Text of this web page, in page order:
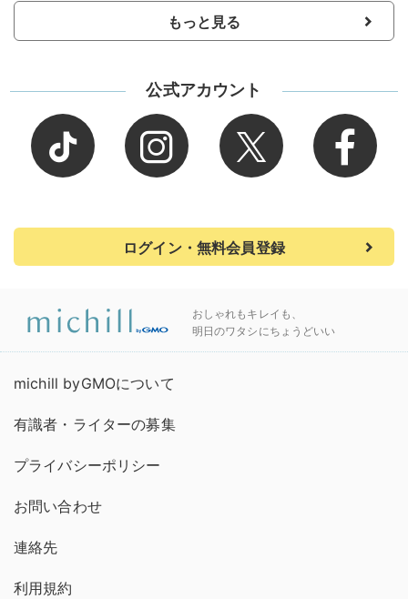
もっと見る
公式アカウント
ログイン・無料会員登録
おしゃれもキレイも、
明日のワタシにちょうどいい
michill byGMOについて
有識者・ライターの募集
プライバシーポリシー
お問い合わせ
連絡先
利用規約